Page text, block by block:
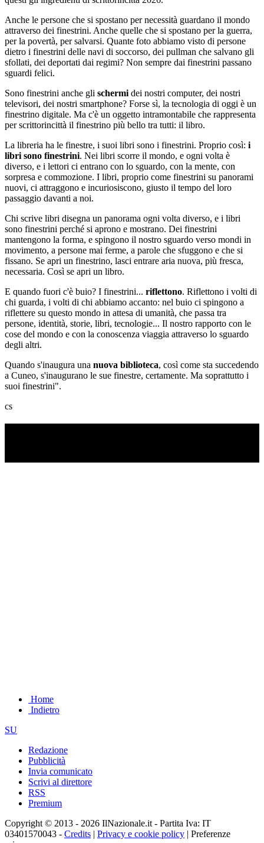
Anche le persone che si spostano per necessità guardano il mondo
attraverso dei finestrini. Anche quelle che si spostano per la guerra,
per la povertà, per salvarsi. Quante foto abbiamo visto di persone
dietro i finestrini delle navi di soccorso, dei pullman che salvano gli
sfollati, dei deportati dai regimi? Non sempre dai finestrini passano
sguardi felici.
Sono finestrini anche gli schermi dei nostri computer, dei nostri
televisori, dei nostri smartphone? Forse sì, la tecnologia di oggi è un
finestrino digitale. Ma c'è un oggetto intramontabile che rappresenta
per scrittorincittà il finestrino più bello tra tutti: il libro.
La libreria ha le finestre, i suoi libri sono i finestrini. Proprio così: i
libri sono finestrini. Nei libri scorre il mondo, e ogni volta è
diverso, e i lettori ci entrano con lo sguardo, con la mente, con
sorpresa e commozione. I libri, proprio come finestrini su panorami
nuovi, ci attraggono e incuriosiscono, giusto il tempo del loro
passaggio davanti a noi.
Chi scrive libri disegna un panorama ogni volta diverso, e i libri
sono finestrini perché si aprono e mostrano. Dei finestrini
mantengono la forma, e spingono il nostro sguardo verso mondi in
movimento, a persone mai ferme, a parole che sfuggono e che si
fissano. Se apri un finestrino, lasci entrare aria nuova, più fresca,
necessaria. Così se apri un libro.
E quando fuori c'è buio? I finestrini... riflettono. Riflettono i volti di
chi guarda, i volti di chi abbiamo accanto: nel buio ci spingono a
riflettere su questo mondo in attesa di umanità, che passa tra
persone, identità, storie, libri, tecnologie... Il nostro rapporto con le
cose del mondo e con la conoscenza viaggia attraverso lo sguardo
degli altri.
Quando s'inaugura una nuova biblioteca, così come sta succedendo
a Cuneo, s'inaugurano le sue finestre, certamente. Ma soprattutto i
suoi finestrini".
cs
Home
Indietro
SU
Redazione
Pubblicità
Invia comunicato
Scrivi al direttore
RSS
Premium
Copyright © 2013 - 2026 IlNazionale.it - Partita Iva: IT
03401570043 - Credits | Privacy e cookie policy | Preferenze